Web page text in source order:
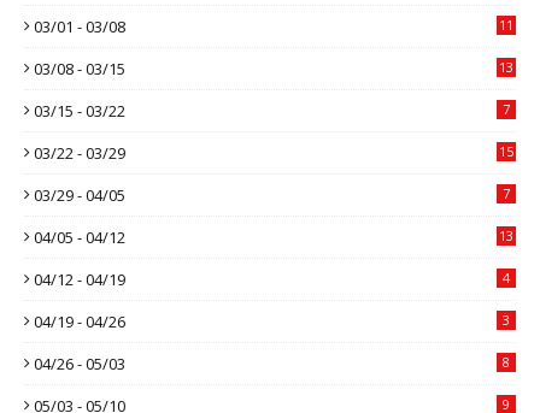
03/01 - 03/08 11
03/08 - 03/15 13
03/15 - 03/22 7
03/22 - 03/29 15
03/29 - 04/05 7
04/05 - 04/12 13
04/12 - 04/19 4
04/19 - 04/26 3
04/26 - 05/03 8
05/03 - 05/10 9